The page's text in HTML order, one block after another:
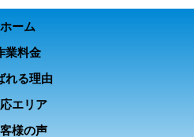
ホーム
業料金
れる理由
エリア
様の声